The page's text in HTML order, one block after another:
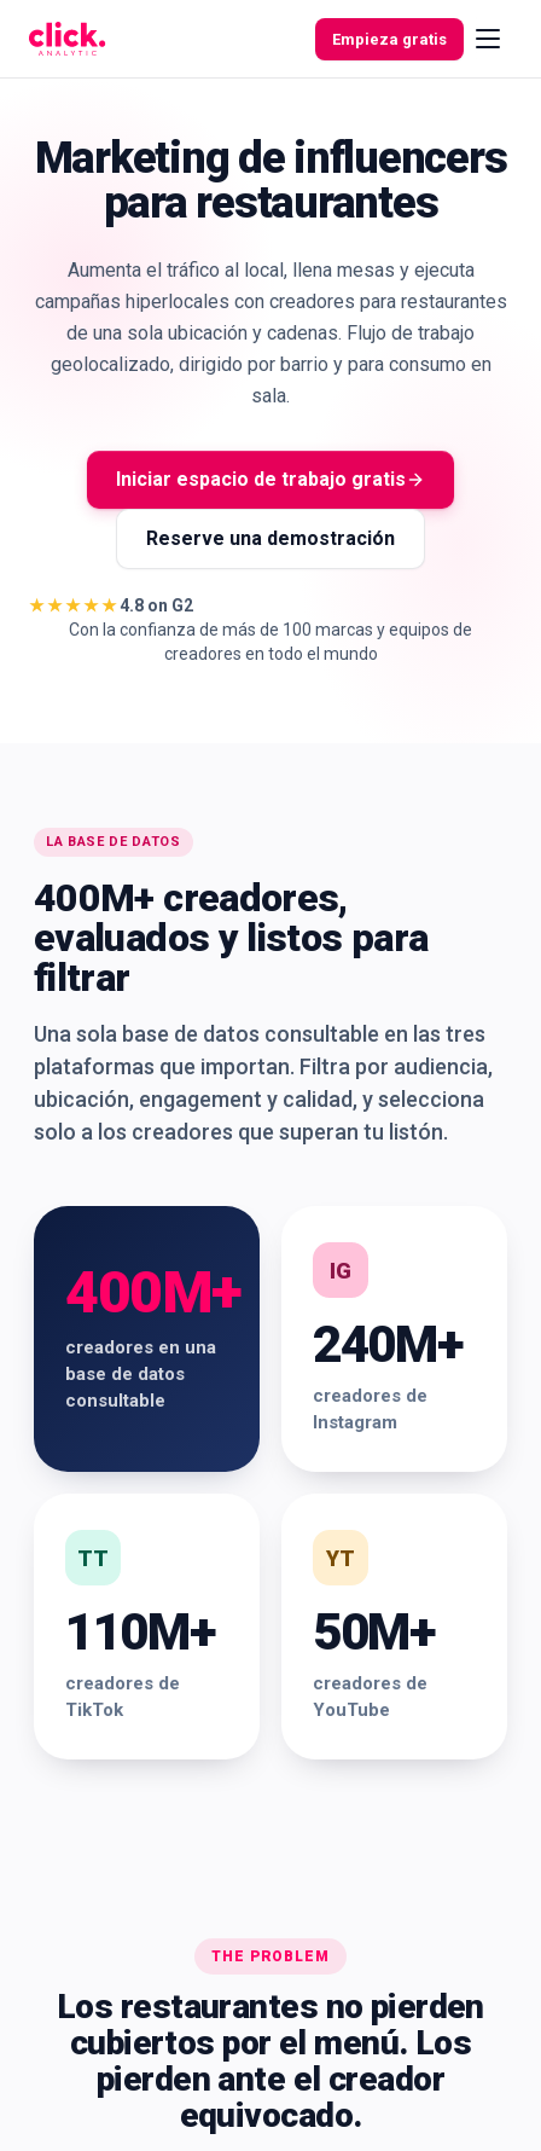
Empieza gratis
Funcionalidades
Herramientas
Marketing de influencers
para restaurantes
Aumenta el tráfico al local, llena mesas y ejecuta
campañas hiperlocales con creadores para restaurantes
de una sola ubicación y cadenas. Flujo de trabajo
geolocalizado, dirigido por barrio y para consumo en
sala.
Iniciar espacio de trabajo gratis
Reserve una demostración
★★★★★4.8 on G2
Con la confianza de más de 100 marcas y equipos de
creadores en todo el mundo
LA BASE DE DATOS
400M+ creadores,
evaluados y listos para
filtrar
Una sola base de datos consultable en las tres
plataformas que importan. Filtra por audiencia,
ubicación, engagement y calidad, y selecciona
solo a los creadores que superan tu listón.
400M+
creadores en una
base de datos
consultable
IG
240M+
creadores de
Instagram
TT
110M+
creadores de
TikTok
YT
50M+
creadores de
YouTube
THE PROBLEM
Los restaurantes no pierden
cubiertos por el menú. Los
pierden ante el creador
equivocado.